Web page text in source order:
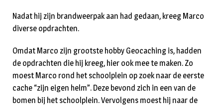
Nadat hij zijn brandweerpak aan had gedaan, kreeg Marco
diverse opdrachten.
Omdat Marco zijn grootste hobby Geocaching is, hadden
de opdrachten die hij kreeg, hier ook mee te maken. Zo
moest Marco rond het schoolplein op zoek naar de eerste
cache “zijn eigen helm”. Deze bevond zich in een van de
bomen bij het schoolplein. Vervolgens moest hij naar de